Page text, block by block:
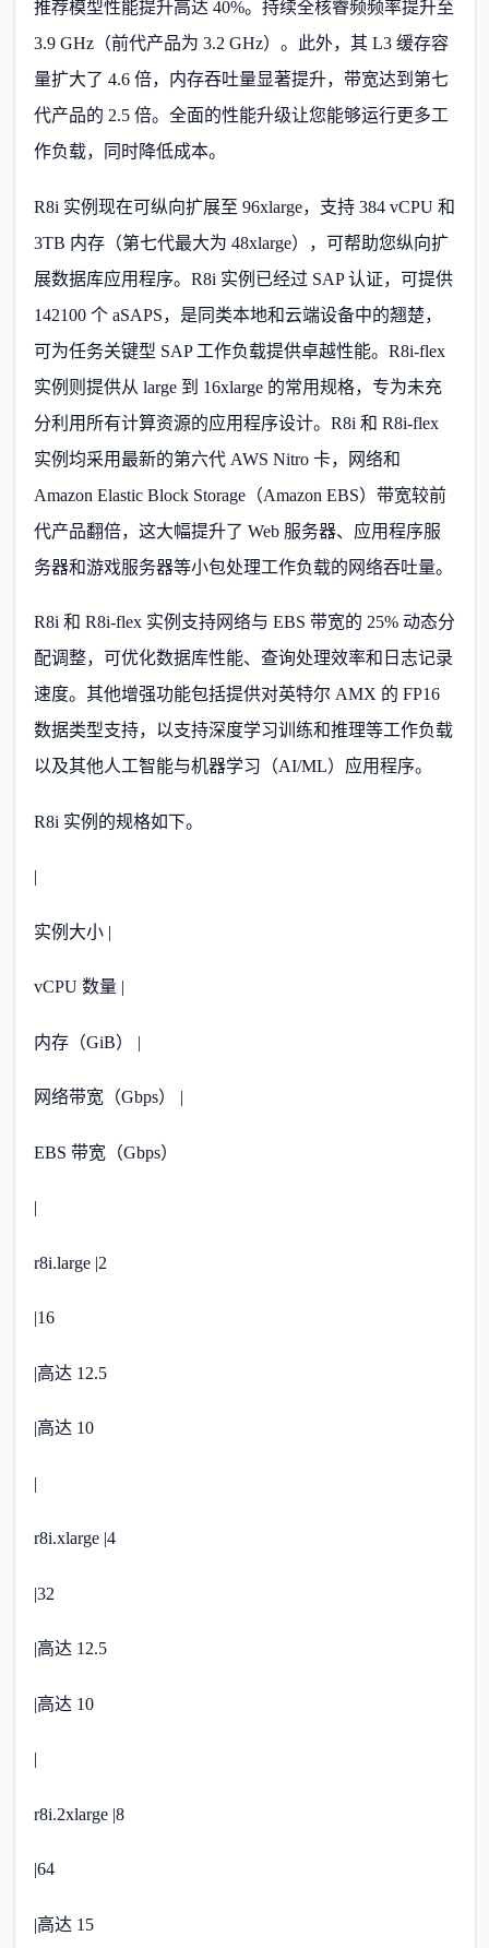
推荐模型性能提升高达 40%。持续全核睿频频率提升至
3.9 GHz（前代产品为 3.2 GHz）。此外，其 L3 缓存容
量扩大了 4.6 倍，内存吞吐量显著提升，带宽达到第七
代产品的 2.5 倍。全面的性能升级让您能够运行更多工
作负载，同时降低成本。
R8i 实例现在可纵向扩展至 96xlarge，支持 384 vCPU 和
3TB 内存（第七代最大为 48xlarge），可帮助您纵向扩
展数据库应用程序。R8i 实例已经过 SAP 认证，可提供
142100 个 aSAPS，是同类本地和云端设备中的翘楚，
可为任务关键型 SAP 工作负载提供卓越性能。R8i-flex
实例则提供从 large 到 16xlarge 的常用规格，专为未充
分利用所有计算资源的应用程序设计。R8i 和 R8i-flex
实例均采用最新的第六代 AWS Nitro 卡，网络和
Amazon Elastic Block Storage（Amazon EBS）带宽较前
代产品翻倍，这大幅提升了 Web 服务器、应用程序服
务器和游戏服务器等小包处理工作负载的网络吞吐量。
R8i 和 R8i-flex 实例支持网络与 EBS 带宽的 25% 动态分
配调整，可优化数据库性能、查询处理效率和日志记录
速度。其他增强功能包括提供对英特尔 AMX 的 FP16
数据类型支持，以支持深度学习训练和推理等工作负载
以及其他人工智能与机器学习（AI/ML）应用程序。
R8i 实例的规格如下。
|
实例大小 |
vCPU 数量 |
内存（GiB） |
网络带宽（Gbps） |
EBS 带宽（Gbps）
|
r8i.large |2
|16
|高达 12.5
|高达 10
|
r8i.xlarge |4
|32
|高达 12.5
|高达 10
|
r8i.2xlarge |8
|64
|高达 15